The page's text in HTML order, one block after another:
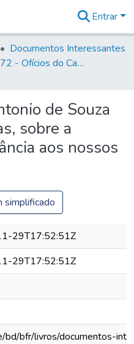
na
Entrar
Documentos Interessantes
Volume 72 - Ofícios do Capitão General D. Luis Antonio de Souza Botelho Mourão (Morgado de Matheus): 1765-1766
de Souza
sobre a
aos nossos
simplificado
29T17:52:51Z
29T17:52:51Z
bd/bfr/livros/documentos-